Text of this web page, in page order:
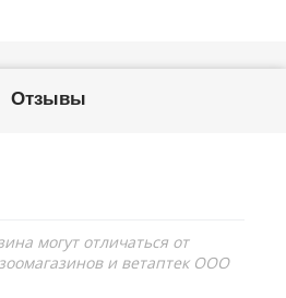
Отзывы
могут отличаться от
и ветаптек ООО